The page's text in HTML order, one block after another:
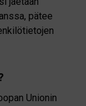
pätee
Unionin